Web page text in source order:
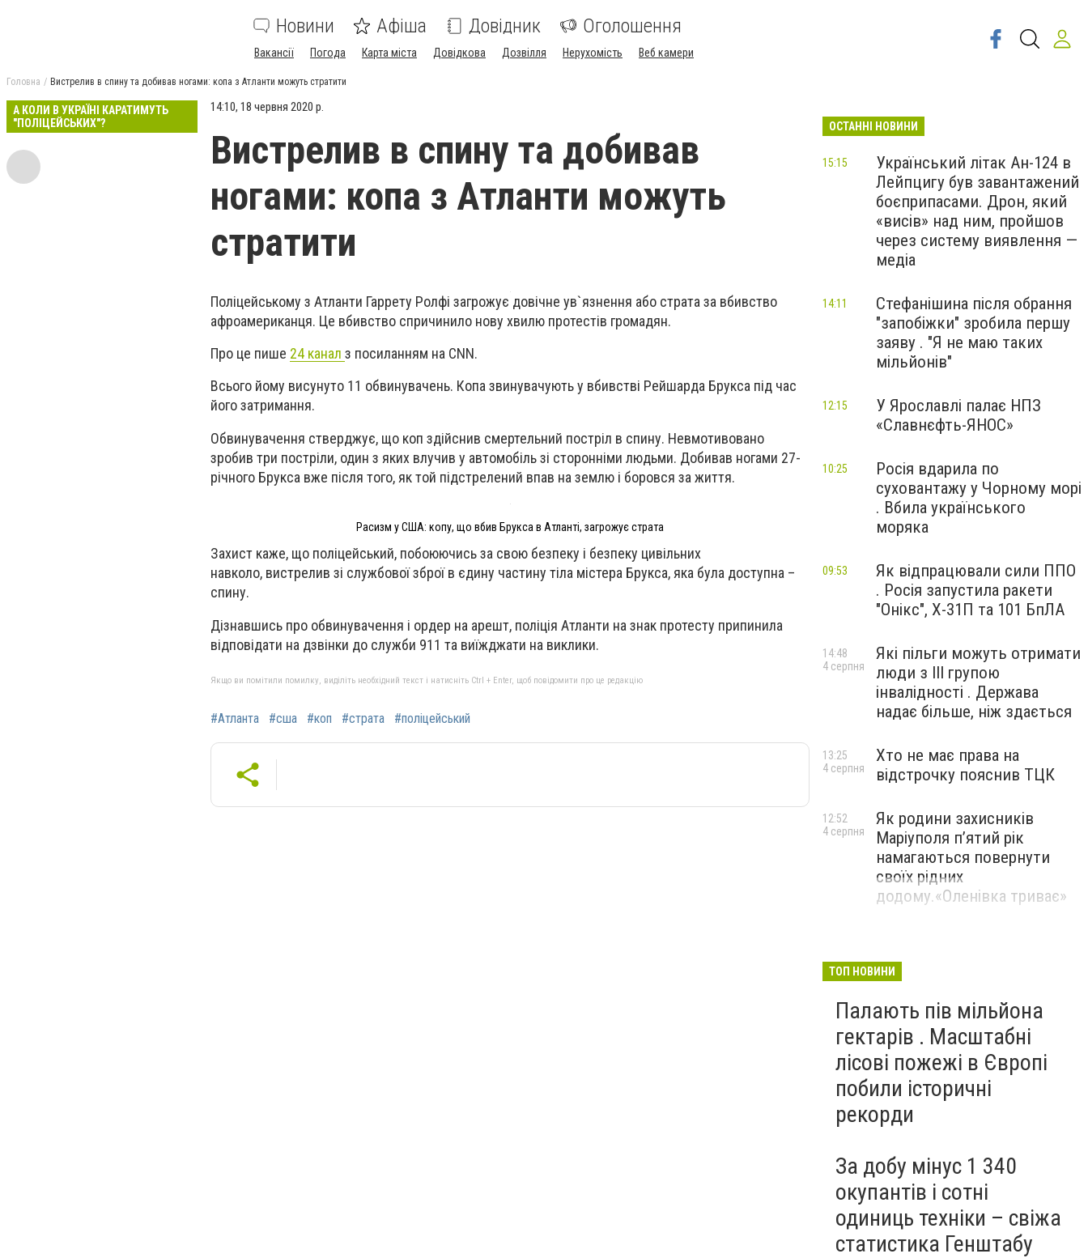
Новини Афіша Довідник Оголошення
Вакансії Погода Карта міста Довідкова Дозвілля Нерухомість Веб камери
Головна Вистрелив в спину та добивав ногами: копа з Атланти можуть стратити
А КОЛИ В УКРАЇНІ КАРАТИМУТЬ
"ПОЛІЦЕЙСЬКИХ"?
14:10, 18 червня 2020 р.
Вистрелив в спину та добивав
ногами: копа з Атланти можуть
стратити
Поліцейському з Атланти Гаррету Ролфі загрожує довічне ув`язнення або страта за вбивство
афроамериканця. Це вбивство спричинило нову хвилю протестів громадян.
Про це пише 24 канал з посиланням на CNN.
Всього йому висунуто 11 обвинувачень. Копа звинувачують у вбивстві Рейшарда Брукса під час
його затримання.
Обвинувачення стверджує, що коп здійснив смертельний постріл в спину. Невмотивовано
зробив три постріли, один з яких влучив у автомобіль зі сторонніми людьми. Добивав ногами 27-
річного Брукса вже після того, як той підстрелений впав на землю і боровся за життя.
Расизм у США: копу, що вбив Брукса в Атланті, загрожує страта
Захист каже, що поліцейський, побоюючись за свою безпеку і безпеку цивільних
навколо, вистрелив зі службової зброї в єдину частину тіла містера Брукса, яка була доступна –
спину.
Дізнавшись про обвинувачення і ордер на арешт, поліція Атланти на знак протесту припинила
відповідати на дзвінки до служби 911 та виїжджати на виклики.
Якщо ви помітили помилку, виділіть необхідний текст і натисніть Ctrl + Enter, щоб повідомити про це редакцію
#Атланта #сша #коп #страта #поліцейський
ОСТАННІ НОВИНИ
Український літак Ан-124 в
Лейпцигу був завантажений
боєприпасами. Дрон, який
«висів» над ним, пройшов
через систему виявлення —
медіа
15:15
Стефанішина після обрання
"запобіжки" зробила першу
заяву . "Я не маю таких
мільйонів"
14:11
У Ярославлі палає НПЗ
«Славнєфть-ЯНОС»
12:15
Росія вдарила по
суховантажу у Чорному морі
. Вбила українського
моряка
10:25
Як відпрацювали сили ППО
. Росія запустила ракети
"Онікс", Х-31П та 101 БпЛА
09:53
Які пільги можуть отримати
люди з III групою
інвалідності . Держава
надає більше, ніж здається
14:48
4 серпня
Хто не має права на
відстрочку пояснив ТЦК
13:25
4 серпня
Як родини захисників
Маріуполя пʼятий рік
намагаються повернути
своїх рідних
додому.«Оленівка триває»
12:52
4 серпня
ТОП НОВИНИ
Палають пів мільйона
гектарів . Масштабні
лісові пожежі в Європі
побили історичні
рекорди
За добу мінус 1 340
окупантів і сотні
одиниць техніки – свіжа
статистика Генштабу